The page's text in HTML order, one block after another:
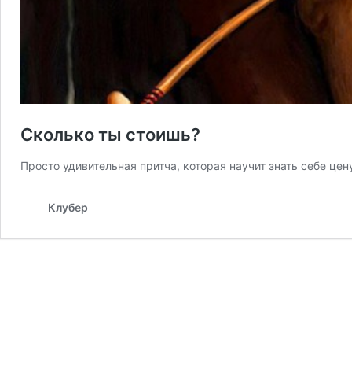
Сколько ты стоишь?
Просто удивительная притча, которая научит знать себе
Клубер